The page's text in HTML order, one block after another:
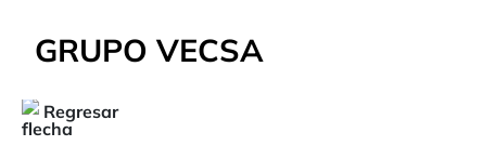
GRUPO VECSA
Regresar